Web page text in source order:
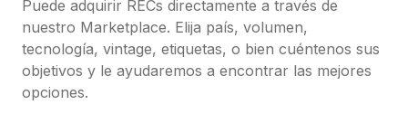
Puede adquirir RECs directamente a través de
nuestro Marketplace. Elija país, volumen,
tecnología, vintage, etiquetas, o bien cuéntenos sus
objetivos y le ayudaremos a encontrar las mejores
opciones.